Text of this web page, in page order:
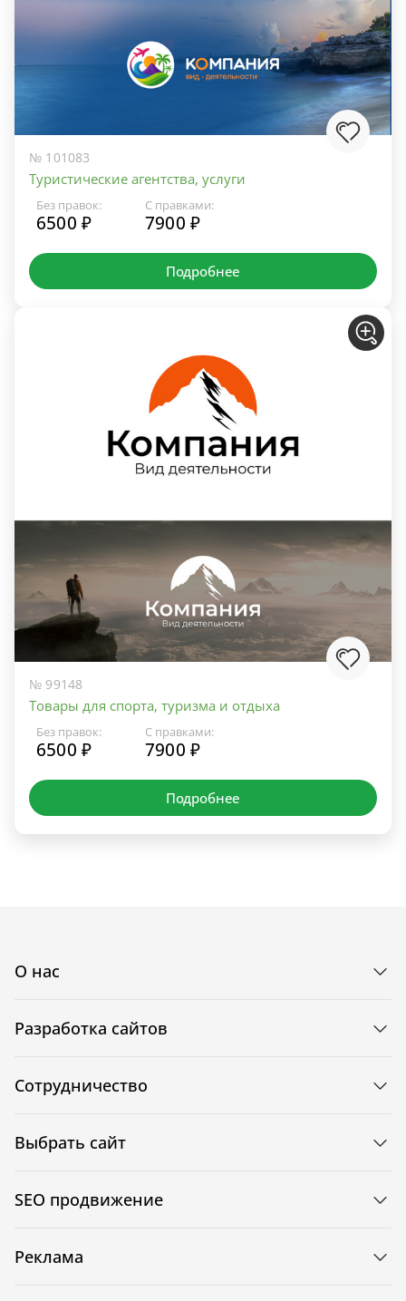
№ 101083
Туристические агентства, услуги
Без правок:
6500 ₽
С правками:
7900 ₽
Подробнее
№ 99148
Товары для спорта, туризма и отдыха
Без правок:
6500 ₽
С правками:
7900 ₽
Подробнее
О нас
Разработка сайтов
Сотрудничество
Выбрать сайт
SEO продвижение
Реклама